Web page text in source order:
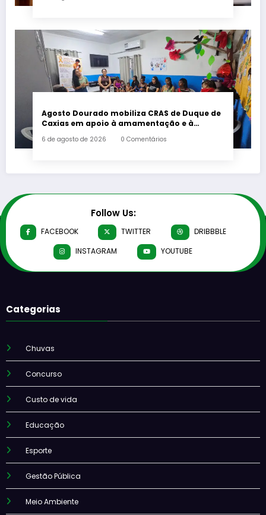
Agosto Dourado mobiliza CRAS de Duque de
Caxias em apoio à amamentação e à
6 de agosto de 2026 0 Comentários
Follow Us:
FACEBOOK TWITTER
DRIBBBLE
INSTAGRAM
YOUTUBE
Categorias
Chuvas
Concurso
Custo de vida
Educação
Esporte
Gestão Pública
Meio Ambiente